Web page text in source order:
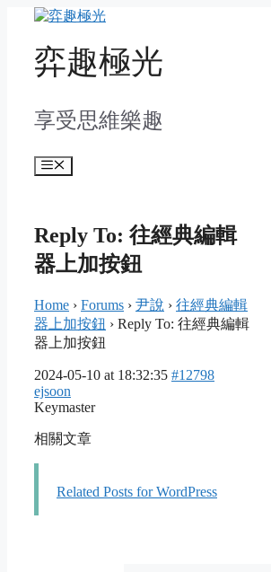
content弈趣極光
享受思維樂趣
Menu
Reply To: 往經典編輯
器上加按鈕
Home › Forums › 尹說 › 往經典編輯
器上加按鈕 › Reply To: 往經典編輯
器上加按鈕
2024-05-10 at 18:32:35 #12798
ejsoon
Keymaster
相關文章
Related Posts for WordPress